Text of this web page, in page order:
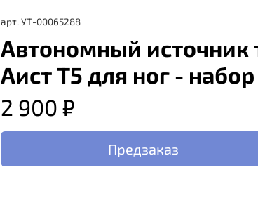
арт. УТ-00065288
Автономный источник
Аист Т5 для ног -
2 900 ₽
Предзаказ